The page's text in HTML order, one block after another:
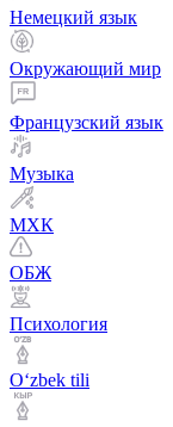
Немецкий язык
Окружающий мир
Французский язык
Музыка
МХК
ОБЖ
Психология
Оʻzbek tili